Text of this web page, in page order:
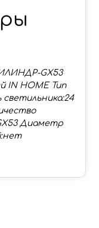
GX53
IN HOME Тип
Диаметр